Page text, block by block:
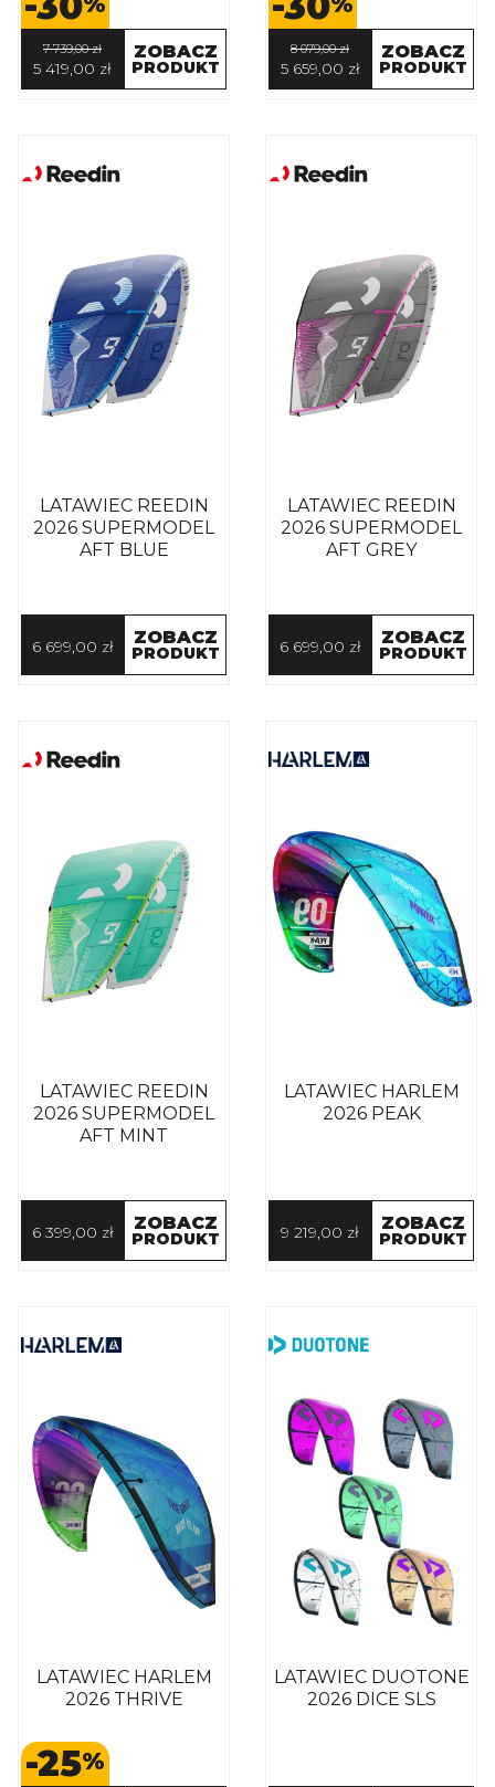
7 739,00 zł
5 419,00 zł
ZOBACZ
PRODUKT
8 079,00 zł
5 659,00 zł
ZOBACZ
PRODUKT
LATAWIEC REEDIN
2026 SUPERMODEL
AFT BLUE
6 699,00 zł ZOBACZ
PRODUKT
LATAWIEC REEDIN
2026 SUPERMODEL
AFT GREY
6 699,00 zł ZOBACZ
PRODUKT
LATAWIEC REEDIN
2026 SUPERMODEL
AFT MINT
6 399,00 zł ZOBACZ
PRODUKT
LATAWIEC HARLEM
2026 PEAK
9 219,00 zł ZOBACZ
PRODUKT
LATAWIEC HARLEM
2026 THRIVE
-25%
LATAWIEC DUOTONE
2026 DICE SLS